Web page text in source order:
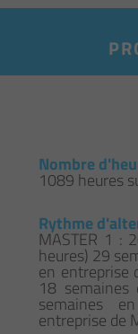
Nombre
1089 heures
Rythme
MASTER 1 :
heures) 29
en entreprise
18
semaines
entreprise de